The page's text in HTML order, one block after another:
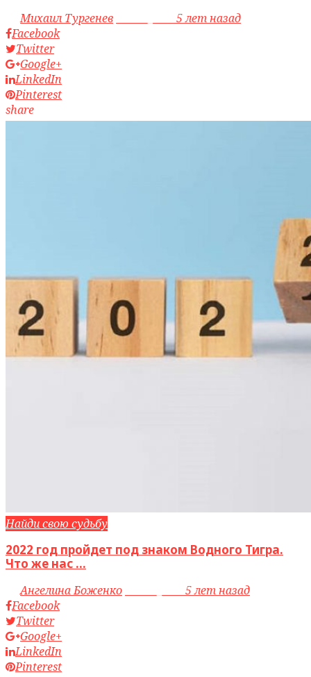
byМихаил Тургенев
5 лет назад
Facebook
Twitter
Google+
LinkedIn
Pinterest
share
Найди свою судьбу
2022 год пройдет под знаком Водного Тигра.
Что же нас ...
byАнгелина Боженко
5 лет назад
Facebook
Twitter
Google+
LinkedIn
Pinterest